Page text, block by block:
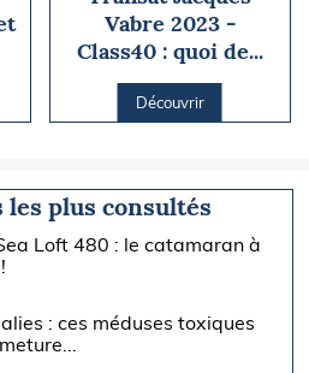
Vabre 2023 -
Class40 : quoi de...
Découvrir
les plus consultés
Loft 480 : le catamaran à
: ces méduses toxiques